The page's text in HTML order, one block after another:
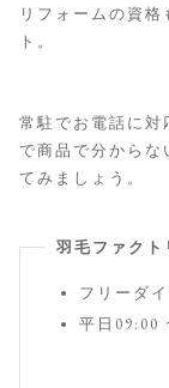
リフォームの資
ト。
常駐でお電話に対
で商品で分からな
てみましょう。
羽毛ファクト
フリーダ
平日09:00